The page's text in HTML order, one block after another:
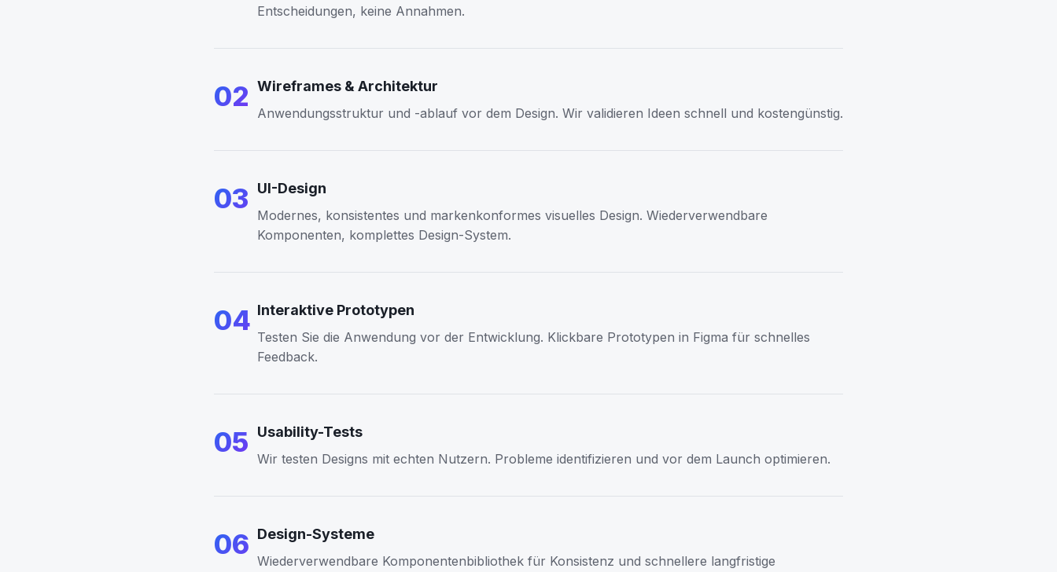
Entscheidungen, keine Annahmen.
02 Wireframes & Architektur
Anwendungsstruktur und -ablauf vor dem Design. Wir validieren Ideen schnell und kostengünstig.
03 UI-Design
Modernes, konsistentes und markenkonformes visuelles Design. Wiederverwendbare
Komponenten, komplettes Design-System.
04 Interaktive Prototypen
Testen Sie die Anwendung vor der Entwicklung. Klickbare Prototypen in Figma für schnelles
Feedback.
05 Usability-Tests
Wir testen Designs mit echten Nutzern. Probleme identifizieren und vor dem Launch optimieren.
06 Design-Systeme
Wiederverwendbare Komponentenbibliothek für Konsistenz und schnellere langfristige